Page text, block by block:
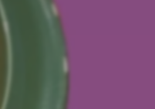
洋食
ディナー